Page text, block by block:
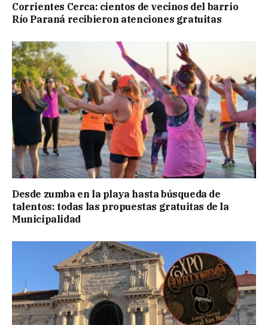
Corrientes Cerca: cientos de vecinos del barrio
Río Paraná recibieron atenciones gratuitas
Desde zumba en la playa hasta búsqueda de
talentos: todas las propuestas gratuitas de la
Municipalidad